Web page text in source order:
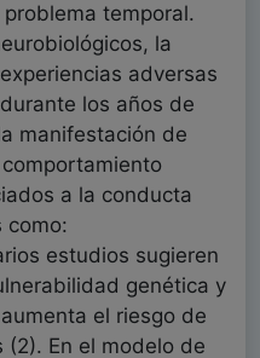
temporal.
la
adversas
los años de
manifestación de
a la conducta
como:
estudios sugieren
genética y
el riesgo de
En el modelo de